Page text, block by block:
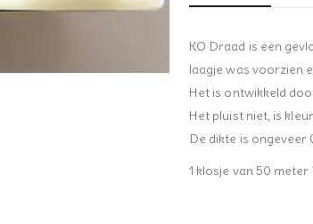
KO Draad is een
laagje was voorzien
Het is ontwikkeld
Het pluist niet, is
De dikte is ongeveer
1 klosje van 50 meter